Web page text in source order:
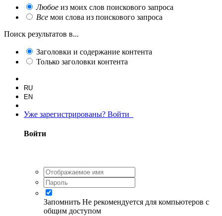
Любое из моих слов поискового запроса
Все мои слова из поискового запроса
Поиск результатов в...
Заголовки и содержание контента
Только заголовки контента
RU
EN
Уже зарегистрированы? Войти
Войти
Запомнить Не рекомендуется для компьютеров с
общим доступом